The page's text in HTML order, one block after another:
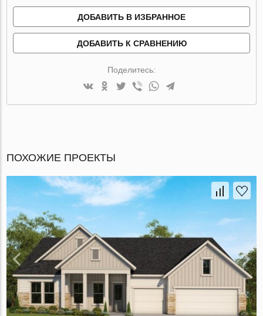
ДОБАВИТЬ В ИЗБРАННОЕ
ДОБАВИТЬ К СРАВНЕНИЮ
Поделитесь:
ПОХОЖИЕ ПРОЕКТЫ